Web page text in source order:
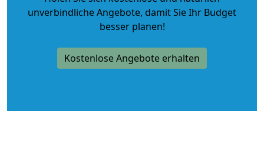
unverbindliche Angebote, damit Sie Ihr Budget
besser planen!
Kostenlose Angebote erhalten